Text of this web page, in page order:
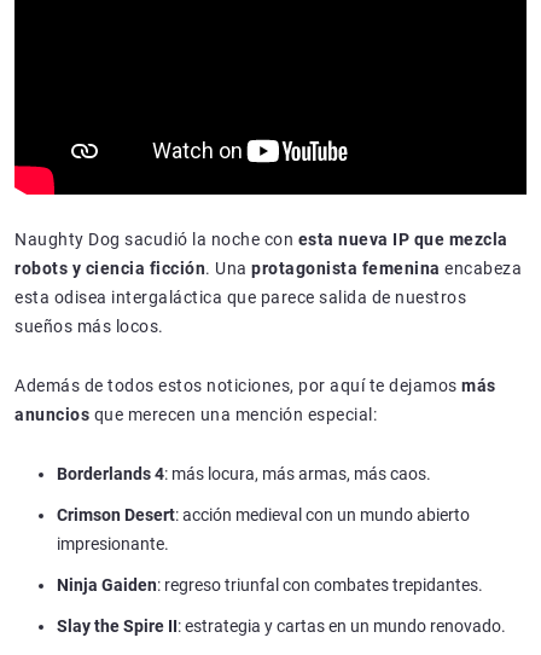
Naughty Dog sacudió la noche con esta nueva IP que mezcla
robots y ciencia ficción. Una protagonista femenina encabeza
esta odisea intergaláctica que parece salida de nuestros
sueños más locos.
Además de todos estos noticiones, por aquí te dejamos más
anuncios que merecen una mención especial:
Borderlands 4: más locura, más armas, más caos.
Crimson Desert: acción medieval con un mundo abierto
impresionante.
Ninja Gaiden: regreso triunfal con combates trepidantes.
Slay the Spire II: estrategia y cartas en un mundo renovado.